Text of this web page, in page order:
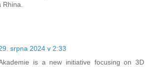
srpna 2024 v 2:33
is a new initiative focusing on 3D